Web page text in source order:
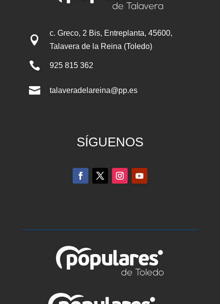

c. Greco, 2 Bis, Entreplanta, 45600,
Talavera de la Reina (Toledo)
 925 815 362
 talaveradelareina@pp.es
SÍGUENOS